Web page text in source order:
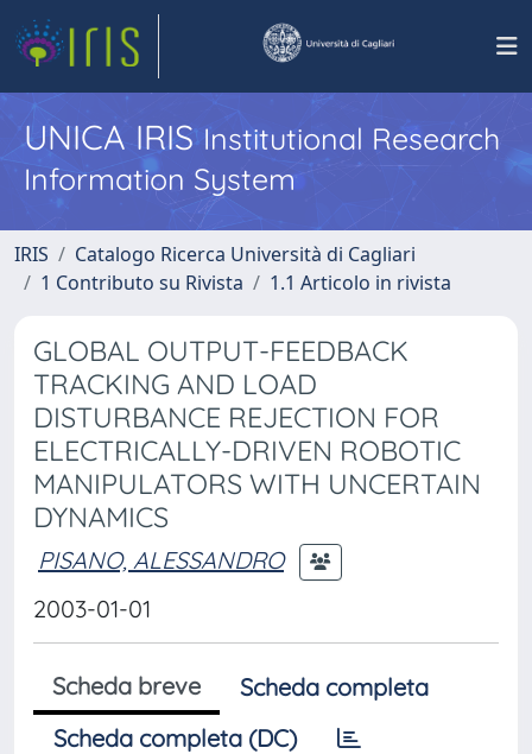
UNICA IRISInstitutional Research
Information System
IRIS
Catalogo Ricerca Università di Cagliari
1 Contributo su Rivista
1.1 Articolo in rivista
GLOBAL OUTPUT-FEEDBACK
TRACKING AND LOAD
DISTURBANCE REJECTION FOR
ELECTRICALLY-DRIVEN ROBOTIC
MANIPULATORS WITH UNCERTAIN
DYNAMICS
PISANO, ALESSANDRO
2003-01-01
Scheda breve
Scheda completa
Scheda completa (DC)